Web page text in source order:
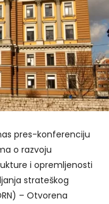
pres-konferenciju
o razvoju
i opremljenosti
strateškog
– Otvorena